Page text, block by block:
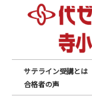
サテライン受講とは
合格者の声